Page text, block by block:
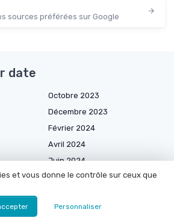
sources préférées sur Google
date
Octobre 2023
Décembre 2023
Février 2024
Avril 2024
Juin 2024
Août 2024
Juin 2025
et vous donne le contrôle sur ceux que
Personnaliser